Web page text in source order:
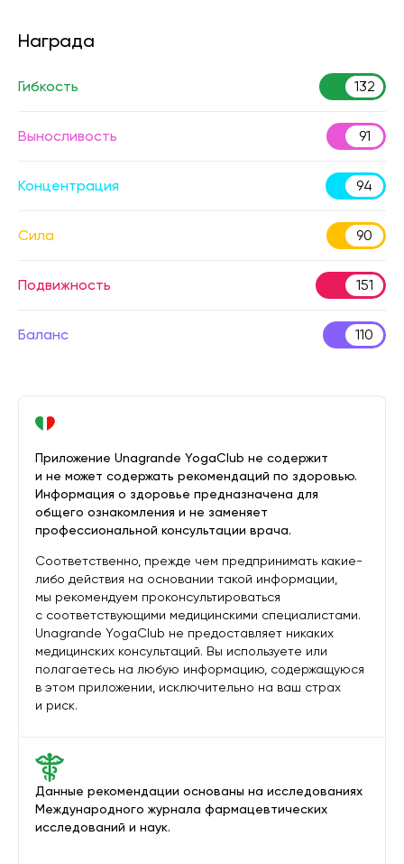
Награда
Гибкость 132
Выносливость 91
Концентрация 94
Сила 90
Подвижность 151
Баланс 110
Данные рекомендации основаны на исследованиях
Международного журнала фармацевтических
исследований и наук.
Приложение Unagrande YogaClub не содержит
и не может содержать рекомендаций по здоровью.
Информация о здоровье предназначена для
общего ознакомления и не заменяет
профессиональной консультации врача.
Соответственно, прежде чем предпринимать какие-
либо действия на основании такой информации,
мы рекомендуем проконсультироваться
с соответствующими медицинскими специалистами.
Unagrande YogaClub не предоставляет никаких
медицинских консультаций. Вы используете или
полагаетесь на любую информацию, содержащуюся
в этом приложении, исключительно на ваш страх
и риск.